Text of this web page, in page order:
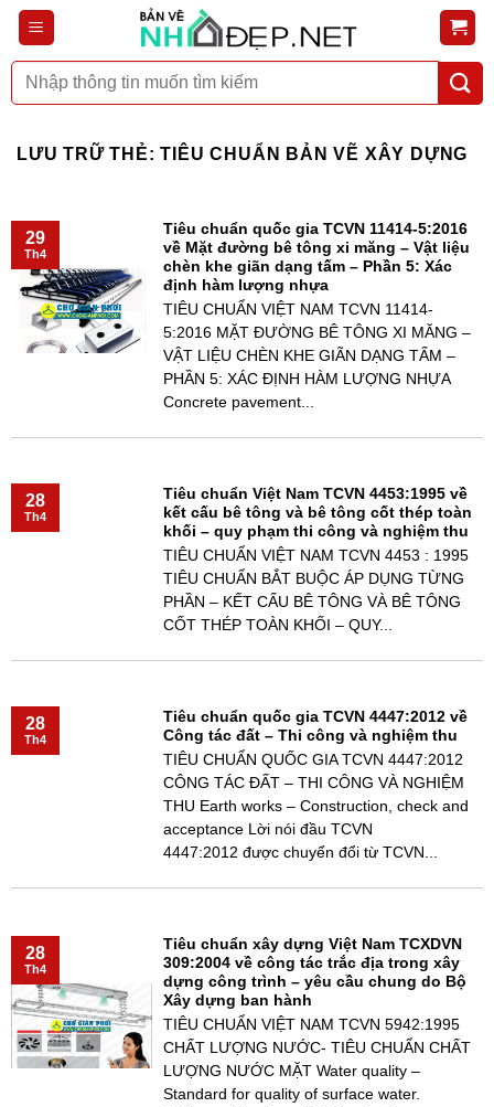
Bỏ
qua
nộiTìm
kiếm:
LƯU TRỮ THẺ:TIÊU CHUẨN BẢN VẼ XÂY DỰNG
Tiêu chuẩn quốc gia TCVN 11414-5:2016
về Mặt đường bê tông xi măng – Vật liệu
chèn khe giãn dạng tấm – Phần 5: Xác
định hàm lượng nhựa
TIÊU CHUẨN VIỆT NAM TCVN 11414-
5:2016 MẶT ĐƯỜNG BÊ TÔNG XI MĂNG –
VẬT LIỆU CHÈN KHE GIÃN DẠNG TẤM –
PHẦN 5: XÁC ĐỊNH HÀM LƯỢNG NHỰA
Concrete pavement...
29
Th4
Tiêu chuẩn Việt Nam TCVN 4453:1995 về
kết cấu bê tông và bê tông cốt thép toàn
khối – quy phạm thi công và nghiệm thu
TIÊU CHUẨN VIỆT NAM TCVN 4453 : 1995
TIÊU CHUẨN BẮT BUỘC ÁP DỤNG TỪNG
PHẦN – KẾT CẤU BÊ TÔNG VÀ BÊ TÔNG
CỐT THÉP TOÀN KHỐI – QUY...
28
Th4
Tiêu chuẩn quốc gia TCVN 4447:2012 về
Công tác đất – Thi công và nghiệm thu
TIÊU CHUẨN QUỐC GIA TCVN 4447:2012
CÔNG TÁC ĐẤT – THI CÔNG VÀ NGHIỆM
THU Earth works – Construction, check and
acceptance Lời nói đầu TCVN
4447:2012 được chuyển đổi từ TCVN...
28
Th4
Tiêu chuẩn xây dựng Việt Nam TCXDVN
309:2004 về công tác trắc địa trong xây
dựng công trình – yêu cầu chung do Bộ
Xây dựng ban hành
TIÊU CHUẨN VIỆT NAM TCVN 5942:1995
CHẤT LƯỢNG NƯỚC- TIÊU CHUẨN CHẤT
LƯỢNG NƯỚC MẶT Water quality –
Standard for quality of surface water.
28
Th4